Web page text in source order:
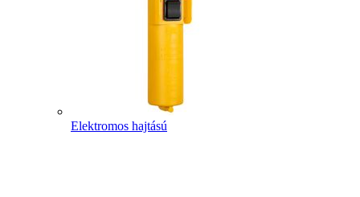
Elektromos hajtású